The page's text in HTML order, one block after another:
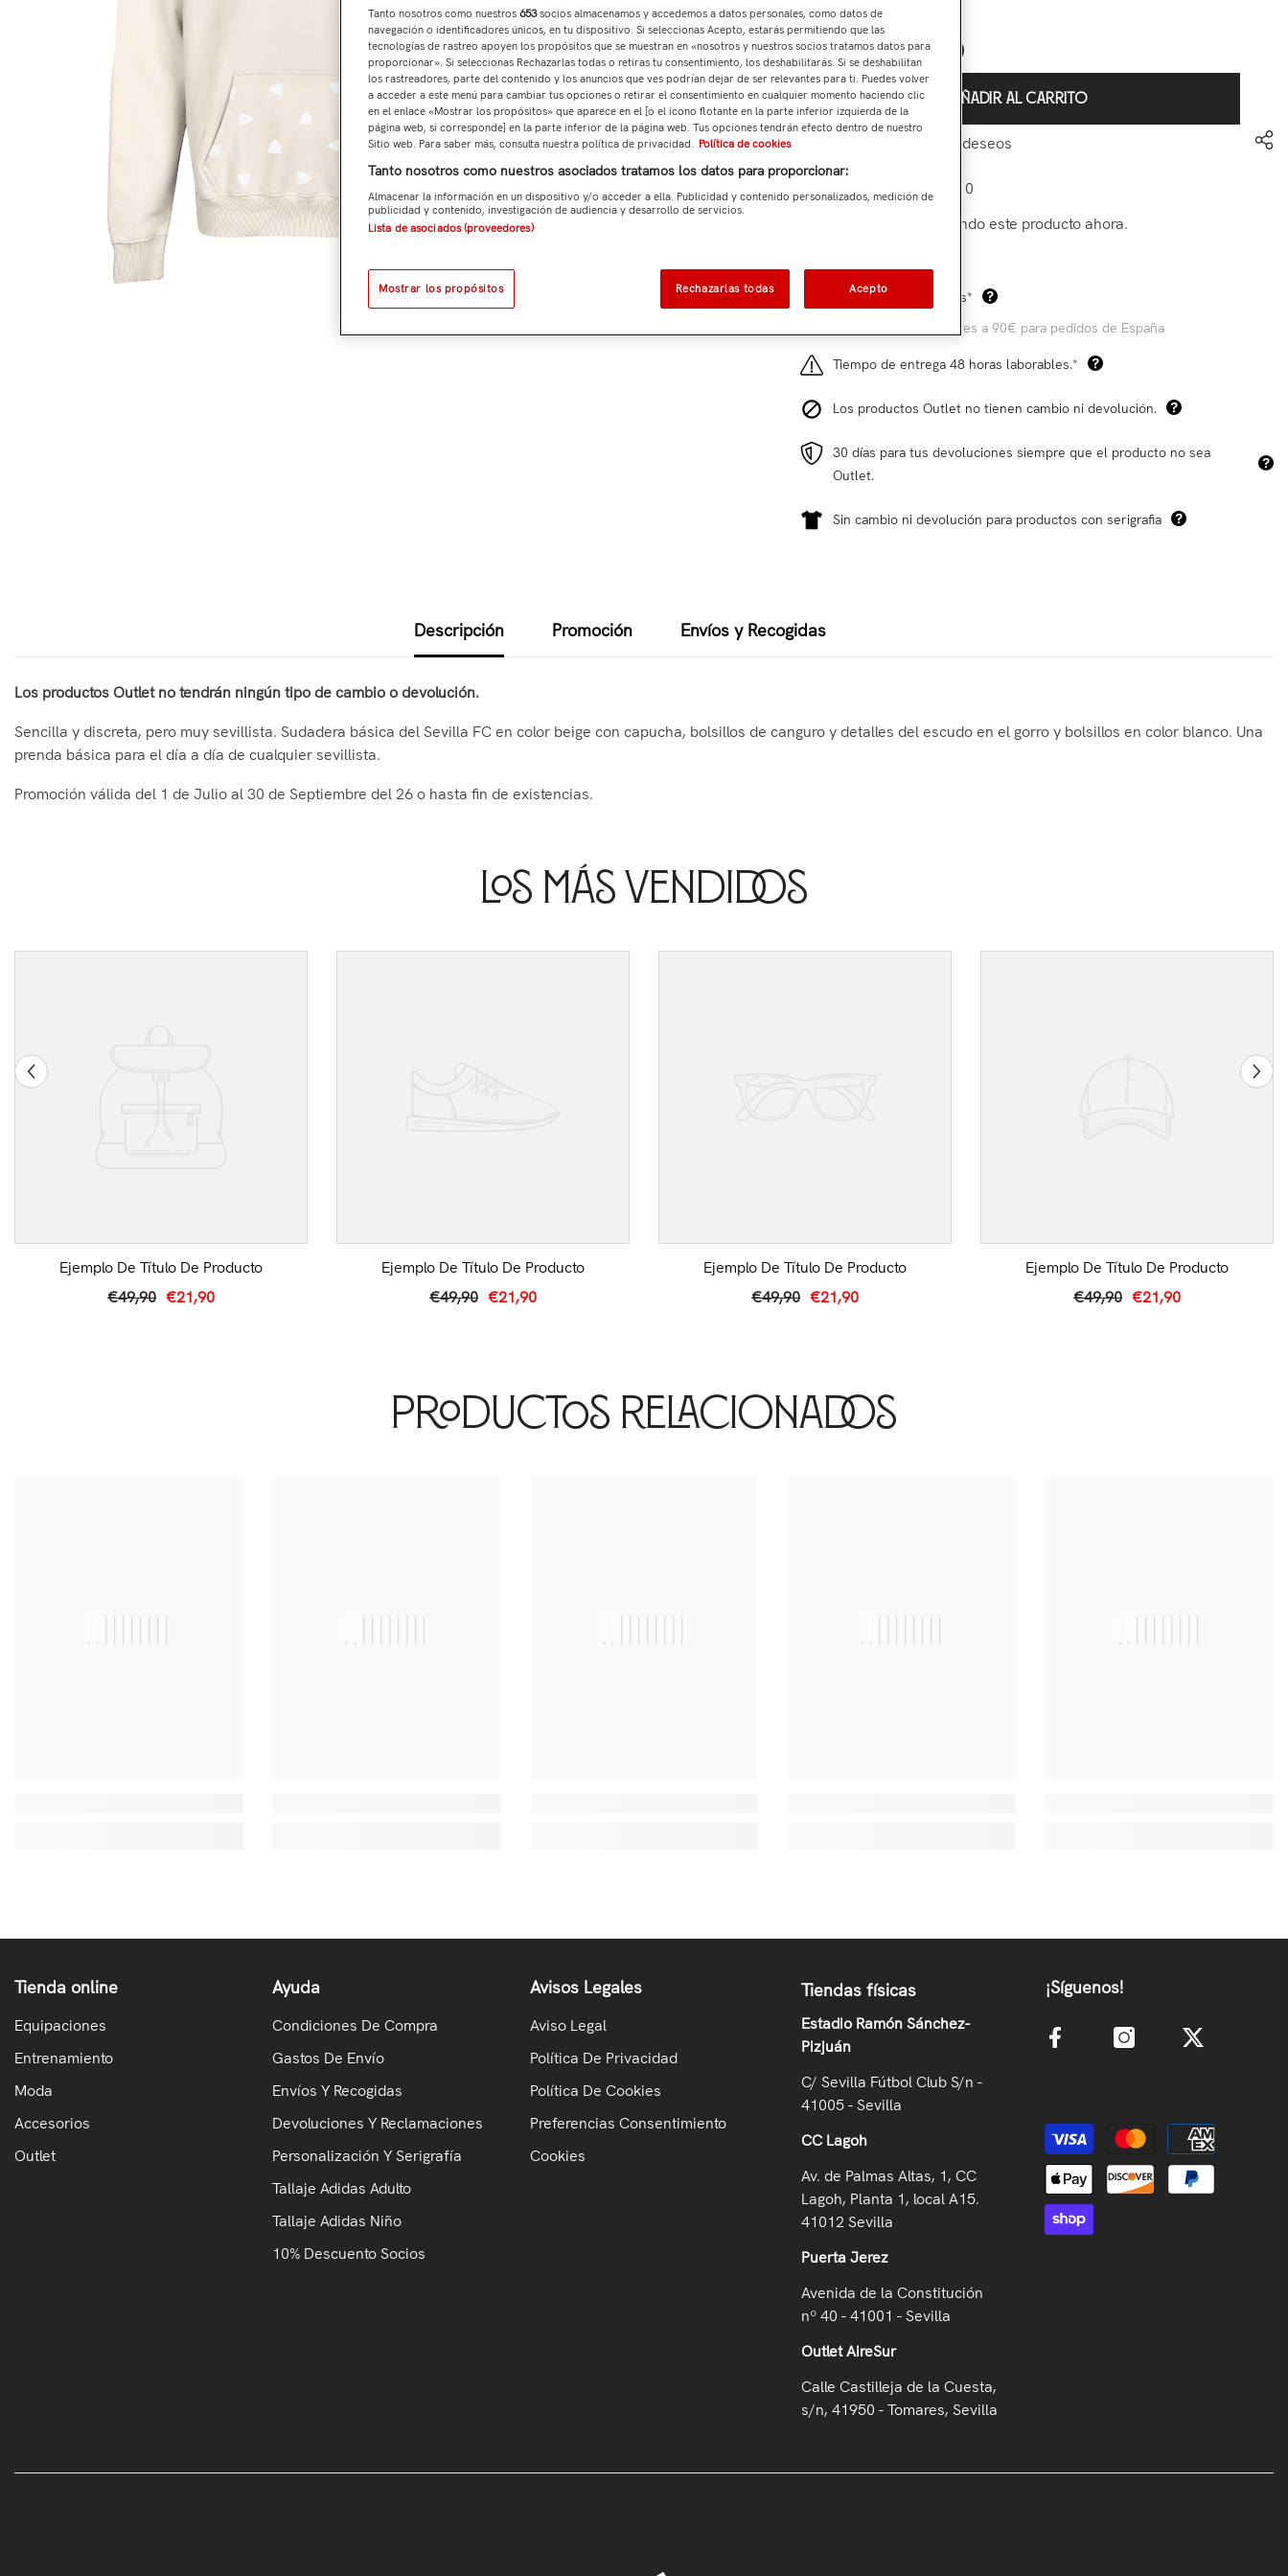
Total parcial:€21,90
AÑADIR AL CARRITO
Añadir a mi lista de deseos
MER-SFC TP3I W-110
9 clientes están viendo este producto ahora.
Gastos de envío gratis*
Por compras superiores a 90€ para pedidos de España
Tiempo de entrega 48 horas laborables.*
Los productos Outlet no tienen cambio ni devolución.
30 días para tus devoluciones siempre que el producto no sea
Outlet.
Sin cambio ni devolución para productos con serigrafia
Descripción Promoción Envíos y Recogidas
Los productos Outlet no tendrán ningún tipo de cambio o devolución.
Sencilla y discreta, pero muy sevillista. Sudadera básica del Sevilla FC en color beige con capucha, bolsillos de canguro y detalles del escudo en el gorro y bolsillos en color blanco. Una
prenda básica para el día a día de cualquier sevillista.
Promoción válida del 1 de Julio al 30 de Septiembre del 26 o hasta fin de existencias.
Los Más Vendidos
Ejemplo De Título De Producto
€49,90 €21,90
Ejemplo De Título De Producto
€49,90 €21,90
Ejemplo De Título De Producto
€49,90 €21,90
Ejemplo De Título De Producto
€49,90 €21,90
Productos Relacionados
|||||||||| |||||||||| |||||||||| |||||||||| ||||||||||
Tienda online
Equipaciones
Entrenamiento
Moda
Accesorios
Outlet
Ayuda
Condiciones De Compra
Gastos De Envío
Envíos Y Recogidas
Devoluciones Y Reclamaciones
Personalización Y Serigrafía
Tallaje Adidas Adulto
Tallaje Adidas Niño
10% Descuento Socios
Avisos Legales
Aviso Legal
Política De Privacidad
Política De Cookies
Preferencias Consentimiento
Cookies
Tiendas físicas
Estadio Ramón Sánchez-
Pizjuán
C/ Sevilla Fútbol Club S/n -
41005 - Sevilla
CC Lagoh
Av. de Palmas Altas, 1, CC
Lagoh, Planta 1, local A15.
41012 Sevilla
Puerta Jerez
Avenida de la Constitución
nº 40 - 41001 - Sevilla
Outlet AireSur
Calle Castilleja de la Cuesta,
s/n, 41950 - Tomares, Sevilla
¡Síguenos!
Tanto nosotros como nuestros 653socios almacenamos y accedemos a datos personales, como datos de
navegación o identificadores únicos, en tu dispositivo. Si seleccionas Acepto, estarás permitiendo que las
tecnologías de rastreo apoyen los propósitos que se muestran en «nosotros y nuestros socios tratamos datos para
proporcionar». Si seleccionas Rechazarlas todas o retiras tu consentimiento, los deshabilitarás. Si se deshabilitan
los rastreadores, parte del contenido y los anuncios que ves podrían dejar de ser relevantes para ti. Puedes volver
a acceder a este menú para cambiar tus opciones o retirar el consentimiento en cualquier momento haciendo clic
en el enlace «Mostrar los propósitos» que aparece en el [o el ícono flotante en la parte inferior izquierda de la
página web, si corresponde] en la parte inferior de la página web. Tus opciones tendrán efecto dentro de nuestro
Sitio web. Para saber más, consulta nuestra política de privacidad. Política de cookies
Tanto nosotros como nuestros asociados tratamos los datos para proporcionar:
Almacenar la información en un dispositivo y/o acceder a ella. Publicidad y contenido personalizados, medición de
publicidad y contenido, investigación de audiencia y desarrollo de servicios.
Lista de asociados (proveedores)
Mostrar los propósitos Rechazarlas todas Acepto